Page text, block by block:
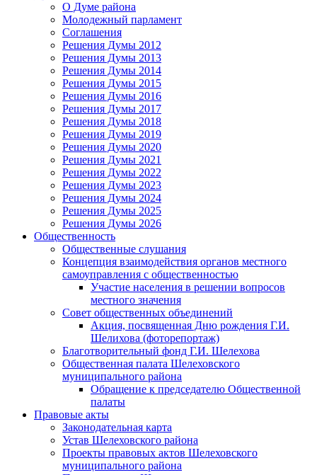
О Думе района
Молодежный парламент
Соглашения
Решения Думы 2012
Решения Думы 2013
Решения Думы 2014
Решения Думы 2015
Решения Думы 2016
Решения Думы 2017
Решения Думы 2018
Решения Думы 2019
Решения Думы 2020
Решения Думы 2021
Решения Думы 2022
Решения Думы 2023
Решения Думы 2024
Решения Думы 2025
Решения Думы 2026
Общественность
Общественные слушания
Концепция взаимодействия органов местного
самоуправления с общественностью
Участие населения в решении вопросов
местного значения
Совет общественных объединений
Акция, посвященная Дню рождения Г.И.
Шелихова (фоторепортаж)
Благотворительный фонд Г.И. Шелехова
Общественная палата Шелеховского
муниципального района
Обращение к председателю Общественной
палаты
Правовые акты
Законодательная карта
Устав Шелеховского района
Проекты правовых актов Шелеховского
муниципального района